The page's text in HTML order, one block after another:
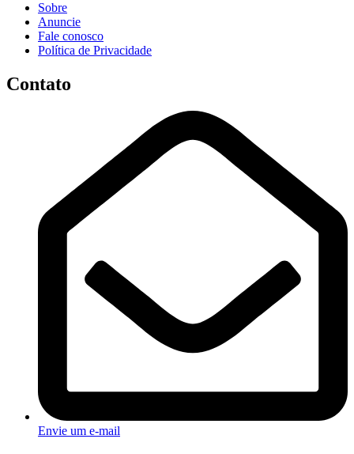
Sobre
Anuncie
Fale conosco
Política de Privacidade
Contato
Envie um e-mail